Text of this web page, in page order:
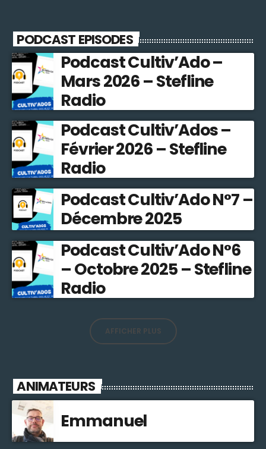
PODCAST EPISODES
Podcast Cultiv’Ado –
Mars 2026 – Stefline
Radio
Podcast Cultiv’Ados –
Février 2026 – Stefline
Radio
Podcast Cultiv’Ado N°7 –
Décembre 2025
Podcast Cultiv’Ado N°6
– Octobre 2025 – Stefline
Radio
AFFICHER PLUS
ANIMATEURS
Emmanuel